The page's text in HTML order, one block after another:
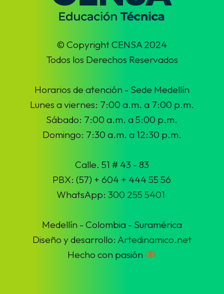
© Copyright CENSA 2024
Todos los Derechos Reservados
Horarios de atención - Sede Medellín
Lunes a viernes: 7:00 a.m. a 7:00 p.m.
Sábado: 7:00 a.m. a 5:00 p.m.
Domingo: 7:30 a.m. a 12:30 p.m.
Calle. 51 # 43 - 83
PBX: (57) + 604 + 444 55 56
WhatsApp:300 255 5401
Medellín - Colombia - Suramérica
Diseño y desarrollo: Artedinamico.net
Hecho con pasión